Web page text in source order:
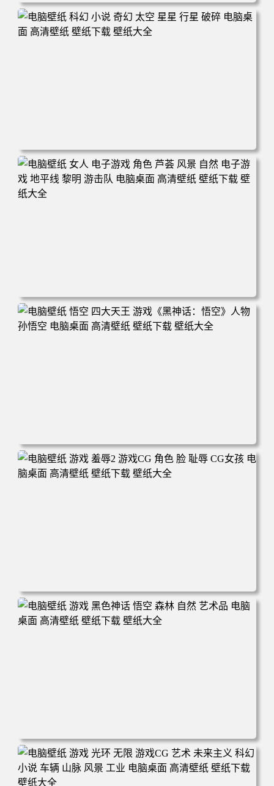
电脑壁纸 电子游戏 古墓丽影 屏幕截图 风景 丛林 电脑桌面
高清壁纸 壁纸下载 壁纸大全
电脑壁纸 科幻 小说 奇幻 太空 星星 行星 破碎 电脑桌面 高
清壁纸 壁纸下载 壁纸大全
电脑壁纸 女人 电子游戏 角色 芦荟 风景 自然 电子游戏 地平
线 黎明 游击队 电脑桌面 高清壁纸 壁纸下载 壁纸大全
电脑壁纸 悟空 四大天王 游戏《黑神话：悟空》人物孙悟空
电脑桌面 高清壁纸 壁纸下载 壁纸大全
电脑壁纸 游戏 羞辱2 游戏CG 角色 脸 耻辱 CG女孩 电脑桌
面 高清壁纸 壁纸下载 壁纸大全
电脑壁纸 游戏 黑色神话 悟空 森林 自然 艺术品 电脑桌面 高
清壁纸 壁纸下载 壁纸大全